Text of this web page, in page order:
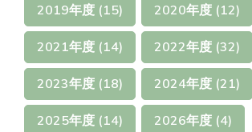
2019年度 (15) 2020年度 (12)
2021年度 (14) 2022年度 (32)
2023年度 (18) 2024年度 (21)
2025年度 (14) 2026年度 (4)